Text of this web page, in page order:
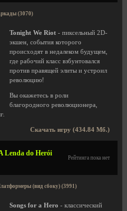
(3070)
Tonight We Riot - пиксельный 2D-
экшен, события которого
происходят в недалеком будущем,
где рабочий класс взбунтовался
против правящей элиты и устроил
революцию!
Вы окажетесь в роли
благородного революционера,
Скачать игру (434.84 Мб.)
Lenda do Herói
Рейтинга пока нет
(вид сбоку) (3991)
Songs for a Hero - классический